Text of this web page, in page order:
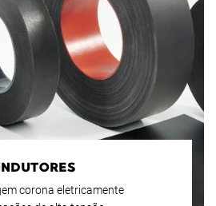
corona eletricamente